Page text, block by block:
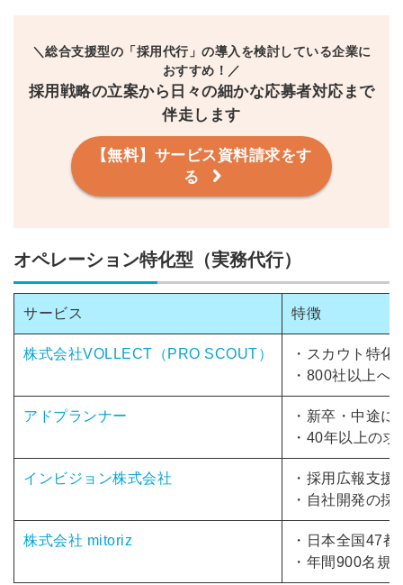
＼総合支援型の「採用代行」の導入を検討している企業に
おすすめ！／
採用戦略の立案から日々の細かな応募者対応まで
伴走します
【無料】サービス資料請求をす
る
オペレーション特化型（実務代行）
サービス 特徴
株式会社VOLLECT（PRO SCOUT）
・スカウト特
・800社以上へ
アドプランナー
・新卒・中途
・40年以上の
インビジョン株式会社
・採用広報支
・自社開発の
株式会社 mitoriz
・日本全国47
・年間900名規